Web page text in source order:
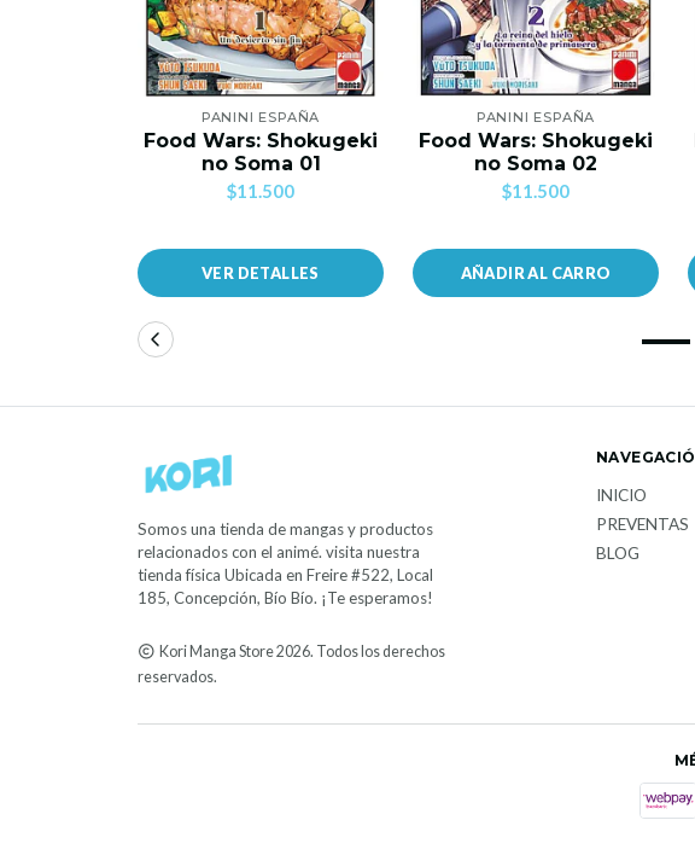
PANINI ESPAÑA
Food Wars: Shokugeki
no Soma 01
$11.500
VER DETALLES
PANINI ESPAÑA
Food Wars: Shokugeki
no Soma 02
$11.500
AÑADIR AL CARRO
Somos una tienda de mangas y productos
relacionados con el animé. visita nuestra
tienda física Ubicada en Freire #522, Local
185, Concepción, Bío Bío. ¡Te esperamos!
Kori Manga Store 2026. Todos los derechos
reservados.
INICIO
PREVENTAS
BLOG